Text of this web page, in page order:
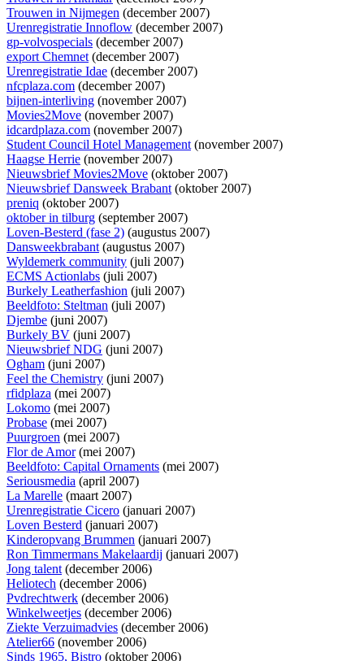
Trouwen in Nijmegen (december 2007)
Urenregistratie Innoflow (december 2007)
gp-volvospecials (december 2007)
export Chemnet(december 2007)
Urenregistratie Idae (december 2007)
nfcplaza.com (december 2007)
bijnen-interliving (november 2007)
Movies2Move (november 2007)
idcardplaza.com (november 2007)
Student Council Hotel Management(november 2007)
Haagse Herrie (november 2007)
Nieuwsbrief Movies2Move (oktober 2007)
Nieuwsbrief Dansweek Brabant(oktober 2007)
preniq (oktober 2007)
oktober in tilburg (september 2007)
Loven-Besterd (fase 2) (augustus 2007)
Dansweekbrabant(augustus 2007)
Wyldemerk community (juli 2007)
ECMS Actionlabs (juli 2007)
Burkely Leatherfashion (juli 2007)
Beeldfoto: Steltman (juli 2007)
Djembe (juni 2007)
Burkely BV (juni 2007)
Nieuwsbrief NDG (juni 2007)
Ogham (juni 2007)
Feel the Chemistry (juni 2007)
rfidplaza (mei 2007)
Lokomo (mei 2007)
Probase (mei 2007)
Puurgroen (mei 2007)
Flor de Amor(mei 2007)
Beeldfoto: Capital Ornaments (mei 2007)
Seriousmedia (april 2007)
La Marelle (maart 2007)
Urenregistratie Cicero (januari 2007)
Loven Besterd (januari 2007)
Kinderopvang Brummen (januari 2007)
Ron Timmermans Makelaardij (januari 2007)
Jong talent(december 2006)
Heliotech (december 2006)
Pvdrechtwerk (december 2006)
Winkelweetjes (december 2006)
Ziekte Verzuimadvies (december 2006)
Atelier66 (november 2006)
Sinds 1965, Bistro (oktober 2006)